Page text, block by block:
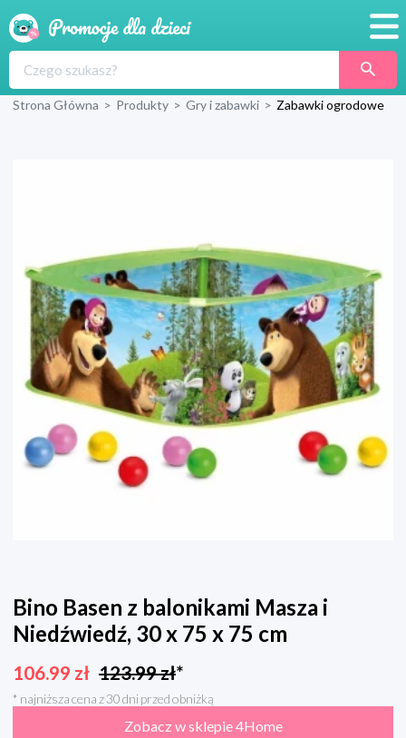
Produkty
Wyprawka
Strona Główna > Produkty > Gry i zabawki > Zabawki ogrodowe
Bino Basen z balonikami Masza i
Niedźwiedź, 30 x 75 x 75 cm
106.99 zł 123.99zł*
* najniższa cena z 30 dni przed obniżką
Zobacz w sklepie 4Home